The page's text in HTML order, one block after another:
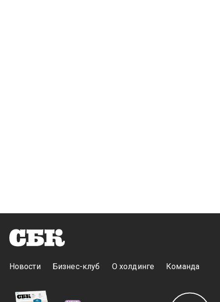
Новости Бизнес-клуб О холдинге Команда